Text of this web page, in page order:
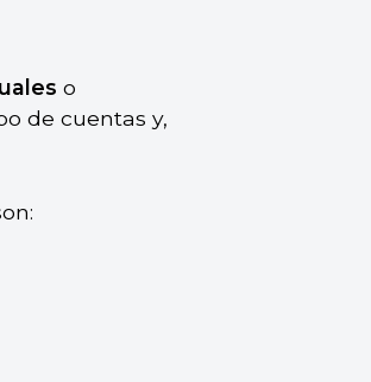
o
de cuentas y,